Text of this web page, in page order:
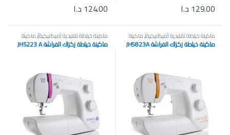
129.00 د.ا 124.00 د.ا
ماكينة خياطة تقليدية (ميكانيكية),ماكينة
خياطة صغيرة محمولة,ماكينة خياطة
وتطريز منزلية
ماكينة خياطة زكزاك الفراشة JH5823A
ماكينة خياطة تقليدية (ميكانيكية),ماكينة
خياطة صغيرة محمولة,ماكينة خياطة
وتطريز منزلية
ماكينة خياطة زكزاك الفراشة JH5223 A